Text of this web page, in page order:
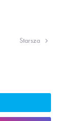
Starsza